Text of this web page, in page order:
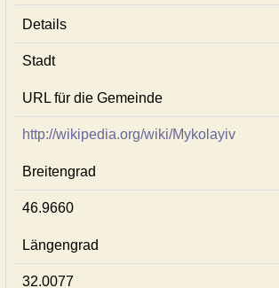
Details
Stadt
URL für die Gemeinde
http://wikipedia.org/wiki/Mykolayiv
Breitengrad
46.9660
Längengrad
32.0077